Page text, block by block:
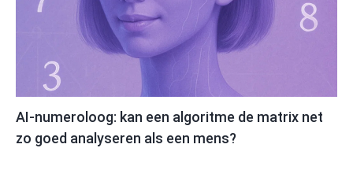
AI-numeroloog: kan een algoritme de matrix net
zo goed analyseren als een mens?